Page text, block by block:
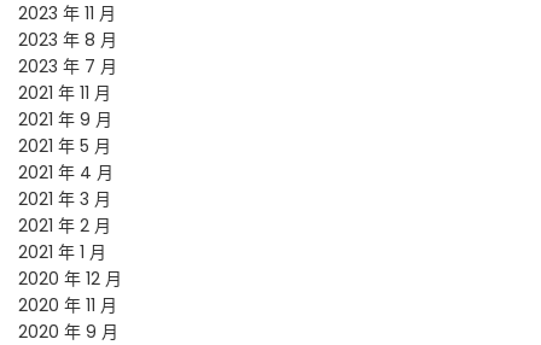
2023 年 11 月
2023 年 8 月
2023 年 7 月
2021 年 11 月
2021 年 9 月
2021 年 5 月
2021 年 4 月
2021 年 3 月
2021 年 2 月
2021 年 1 月
2020 年 12 月
2020 年 11 月
2020 年 9 月